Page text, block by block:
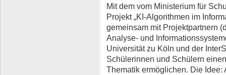
Mit dem vom Ministerium für
Projekt „KI-Algorithmen im
gemeinsam mit Projektpartnern
Analyse- und
Universität zu Köln und der
Schülerinnen und Schülern
Thematik ermöglichen. Die Idee: